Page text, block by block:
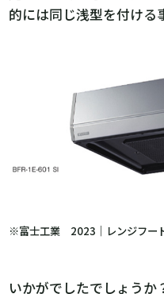
的には同じ浅型を付ける
※富士工業 2023｜レンジフー
いかがでしたでしょうか